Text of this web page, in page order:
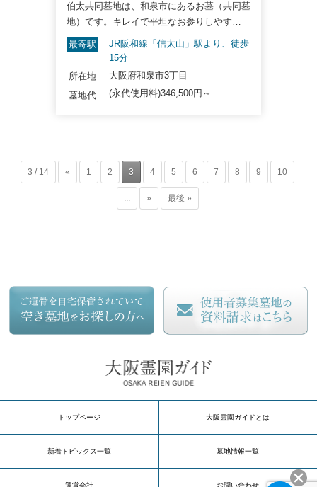
伯太共同墓地は、和泉市にあるお墓（共同墓
地）です。キレイで平坦なお参りしやす…
最寄駅
JR阪和線「信太山」駅より、徒歩
15分
所在地
大阪府和泉市3丁目
墓地代
(永代使用料)346,500円～ …
3 / 14 « 1 2 3 4 5 6 7 8 9 10
... » 最後 »
トップページ 大阪霊園ガイドとは
新着トピックス一覧 墓地情報一覧
運営会社 お問い合わせ